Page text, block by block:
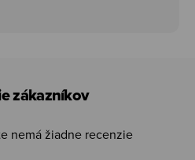
zákazníkov
nemá žiadne recenzie